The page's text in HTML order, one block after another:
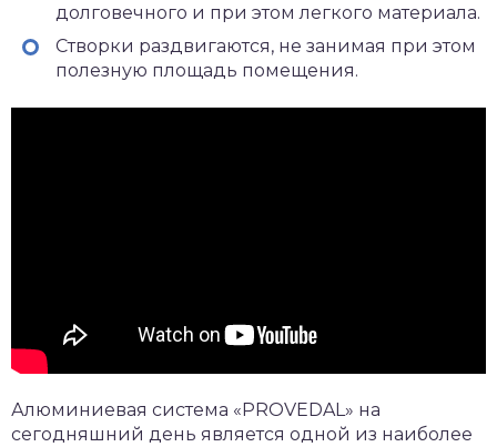
долговечного и при этом легкого материала.
Створки раздвигаются, не занимая при этом
полезную площадь помещения.
Алюминиевая система «PROVEDAL» на
сегодняшний день является одной из наиболее